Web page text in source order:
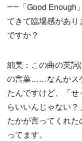
――「Good Enough
てきて臨場感があ
ですか？
細美：この曲の英
の言葉……なんかス
たんですけど、「
らいいんじゃない
たかが言ってくれ
ってます。